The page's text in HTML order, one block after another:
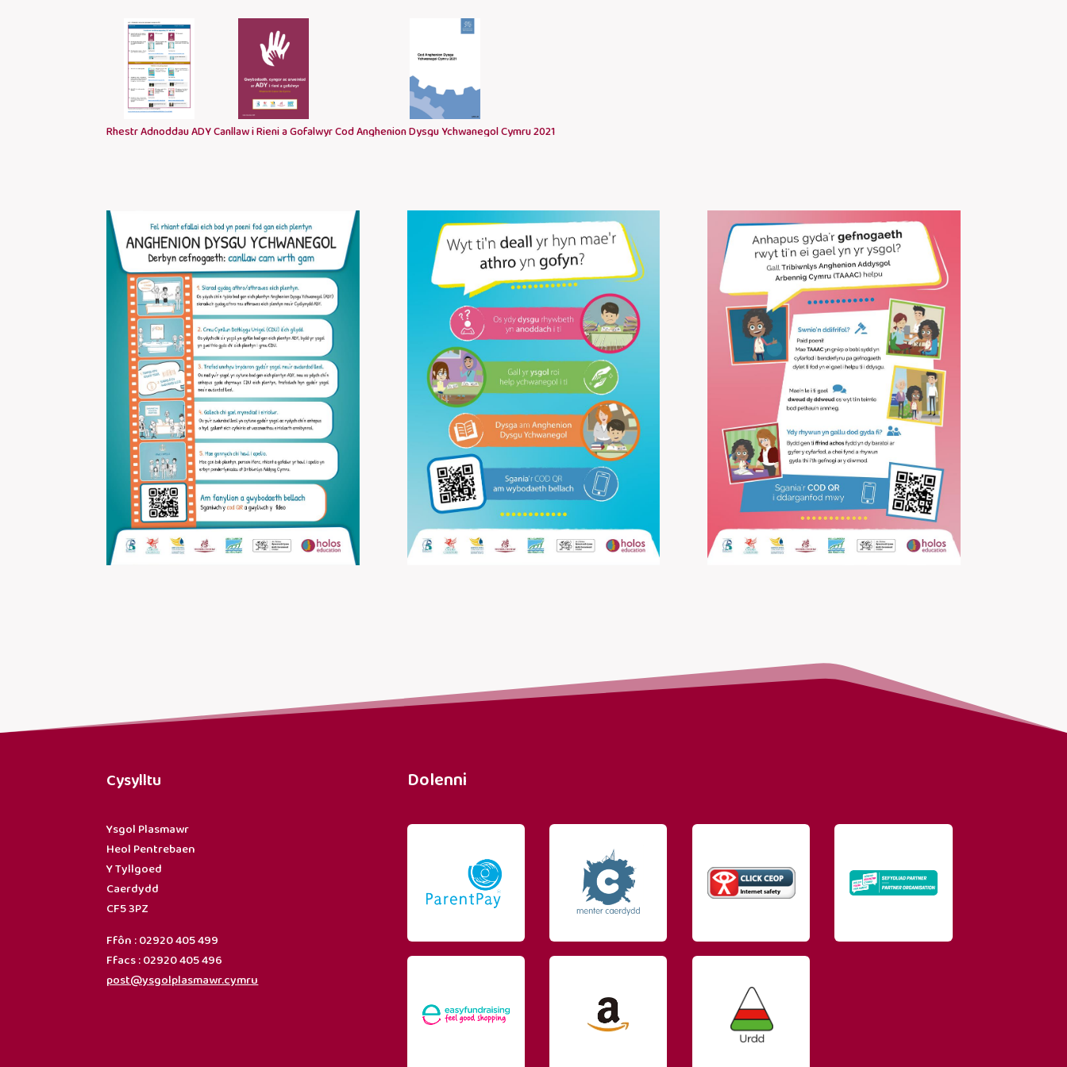
Rhestr Adnoddau ADYCanllaw i Rieni a GofalwyrCod Anghenion Dysgu Ychwanegol Cymru 2021
Cysylltu
Ysgol Plasmawr
Heol Pentrebaen
Y Tyllgoed
Caerdydd
CF5 3PZ
Ffôn : 02920 405 499
Ffacs : 02920 405 496
post@ysgolplasmawr.cymru
Dolenni